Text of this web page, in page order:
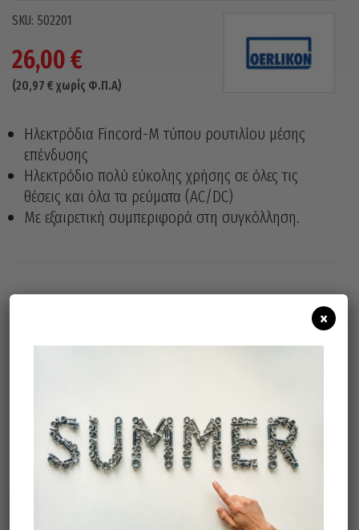
502201
26,00€
(20,97 € χωρίς Φ.Π.Α)
Ηλεκτρόδια Fincord-M τύπου ρουτιλίου μέσης
επένδυσης
Ηλεκτρόδιο πολύ εύκολης χρήσης σε όλες τις
θέσεις και όλα τα ρεύματα (AC/DC)
Με εξαιρετική συμπεριφορά στη συγκόλληση.
Σχετικά προϊόντα
×